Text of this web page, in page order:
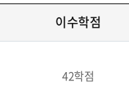
이수학점
42학점